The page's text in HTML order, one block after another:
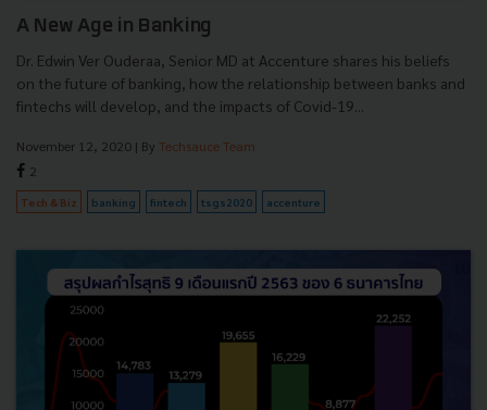
A New Age in Banking
Dr. Edwin Ver Ouderaa, Senior MD at Accenture shares his beliefs
on the future of banking, how the relationship between banks and
fintechs will develop, and the impacts of Covid-19...
November 12, 2020 | By Techsauce Team
2
Tech & Biz banking fintech tsgs2020 accenture